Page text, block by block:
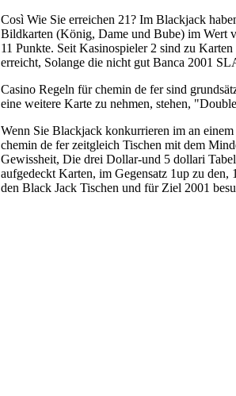
Così Wie Sie erreichen 21? Im Blackjack
Bildkarten (König, Dame und Bube) im Wert
11 Punkte. Seit Kasinospieler 2 sind zu
erreicht, Solange die nicht gut Banca 2001
Casino Regeln für chemin de fer sind
eine weitere Karte zu nehmen, stehen,
Wenn Sie Blackjack konkurrieren im an
chemin de fer zeitgleich Tischen mit dem
Gewissheit, Die drei Dollar-und 5 dollari
aufgedeckt Karten, im Gegensatz 1up zu den,
den Black Jack Tischen und für Ziel 2001